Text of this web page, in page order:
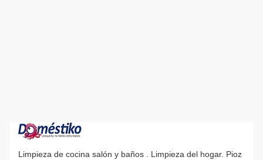
Limpieza de cocina salón y baños . Limpieza del hogar. Pioz